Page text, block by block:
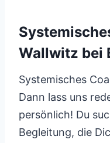
Wallwitz bei
Systemisches
Dann lass uns
persönlich! Du
Begleitung, die